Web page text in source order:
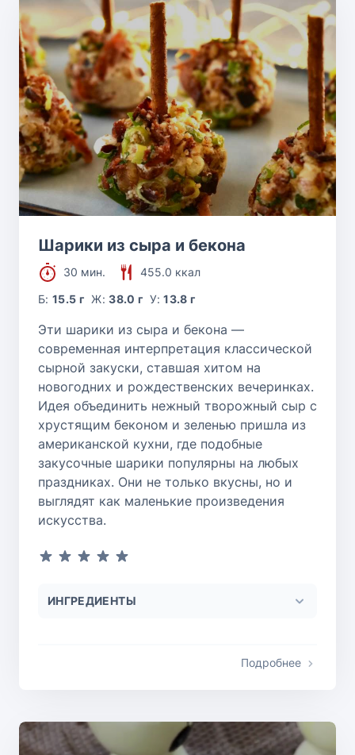
Шарики из сыра и бекона
30 мин.
455.0 ккал
Б:15.5 г Ж:38.0 г У:13.8 г
Эти шарики из сыра и бекона —
современная интерпретация классической
сырной закуски, ставшая хитом на
новогодних и рождественских вечеринках.
Идея объединить нежный творожный сыр с
хрустящим беконом и зеленью пришла из
американской кухни, где подобные
закусочные шарики популярны на любых
праздниках. Они не только вкусны, но и
выглядят как маленькие произведения
искусства.
ИНГРЕДИЕНТЫ
Подробнее